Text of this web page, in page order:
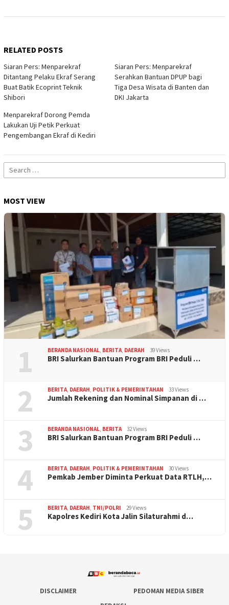
RELATED POSTS
Siaran Pers: Menparekraf
Ditantang Pelaku Ekraf Serang
Buat Batik Ecoprint Teknik
Shibori
Siaran Pers: Menparekraf
Serahkan Bantuan DPUP bagi
Tiga Desa Wisata di Banten dan
DKI Jakarta
Menparekraf Dorong Pemda
Lakukan Uji Petik Perkuat
Pengembangan Ekraf di Kediri
Search
for:
MOST VIEW
1 BERANDA NASIONAL, BERITA, DAERAH 39 Views
BRI Salurkan Bantuan Program BRI Peduli …
2 BERITA, DAERAH, POLITIK & PEMERINTAHAN 33 Views
Jumlah Rekening dan Nominal Simpanan di …
3 BERANDA NASIONAL, BERITA 32 Views
BRI Salurkan Bantuan Program BRI Peduli …
4 BERITA, DAERAH, POLITIK & PEMERINTAHAN 30 Views
Pemkab Jember Diminta Perkuat Data RTLH,…
5 BERITA, DAERAH, TNI/POLRI 29 Views
Kapolres Kediri Kota Jalin Silaturahmi d…
DISCLAIMER
PEDOMAN MEDIA SIBER